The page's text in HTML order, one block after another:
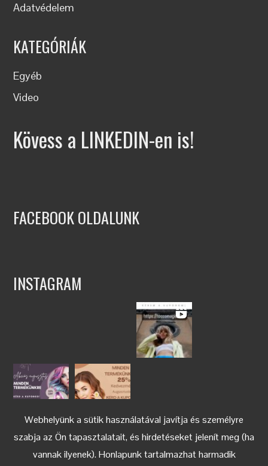
Webhelyünk a sütik használatával javítja és személyre
szabja az Ön tapasztalatait, és hirdetéseket jelenít meg (ha
vannak ilyenek). Honlapunk tartalmazhat harmadik
Adatvédelem
KATEGÓRIÁK
Egyéb
Video
Kövess a LINKEDIN-en is!
FACEBOOK OLDALUNK
INSTAGRAM